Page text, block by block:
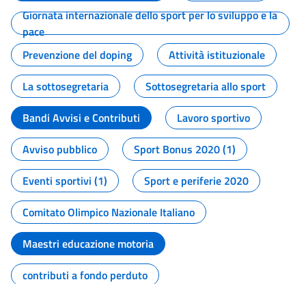
Giornata internazionale dello sport per lo sviluppo e la
pace
Prevenzione del doping
Attività istituzionale
La sottosegretaria
Sottosegretaria allo sport
Bandi Avvisi e Contributi
Lavoro sportivo
Avviso pubblico
Sport Bonus 2020 (1)
Eventi sportivi (1)
Sport e periferie 2020
Comitato Olimpico Nazionale Italiano
Maestri educazione motoria
contributi a fondo perduto